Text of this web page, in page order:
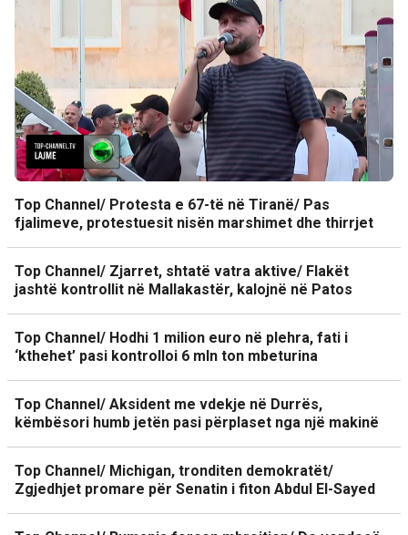
Top Channel/ Protesta e 67-të në Tiranë/ Pas
fjalimeve, protestuesit nisën marshimet dhe thirrjet
Top Channel/ Zjarret, shtatë vatra aktive/ Flakët
jashtë kontrollit në Mallakastër, kalojnë në Patos
Top Channel/ Hodhi 1 milion euro në plehra, fati i
‘kthehet’ pasi kontrolloi 6 mln ton mbeturina
Top Channel/ Aksident me vdekje në Durrës,
këmbësori humb jetën pasi përplaset nga një makinë
Top Channel/ Michigan, tronditen demokratët/
Zgjedhjet promare për Senatin i fiton Abdul El-Sayed